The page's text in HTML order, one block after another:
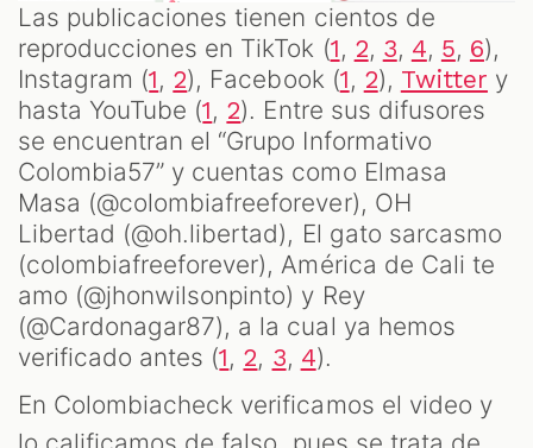
Las publicaciones tienen cientos de
reproducciones en TikTok (1, 2, 3, 4, 5, 6),
Instagram (1, 2), Facebook (1, 2), Twitter y
hasta YouTube (1, 2). Entre sus difusores
se encuentran el “Grupo Informativo
Colombia57” y cuentas como Elmasa
Masa (@colombiafreeforever), OH
Libertad (@oh.libertad), El gato sarcasmo
(colombiafreeforever), América de Cali te
amo (@jhonwilsonpinto) y Rey
(@Cardonagar87), a la cual ya hemos
verificado antes (1, 2, 3, 4).
En Colombiacheck verificamos el video y